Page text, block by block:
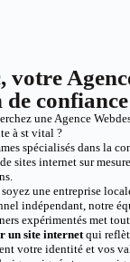
votre
de
une Agence
à st vital ?
spécialisés dans la
sites internet sur
une entreprise
indépendant, notre
expérimentés met
un site internetqui
votre identité et vos